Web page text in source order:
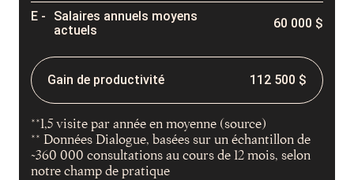
Salaires annuels moyens
actuels
60 000 $
Gain de productivité 112 500 $
**1,5 visite par année en moyenne (source)
** Données Dialogue, basées sur un échantillon de
~360 000 consultations au cours de 12 mois, selon
notre champ de pratique